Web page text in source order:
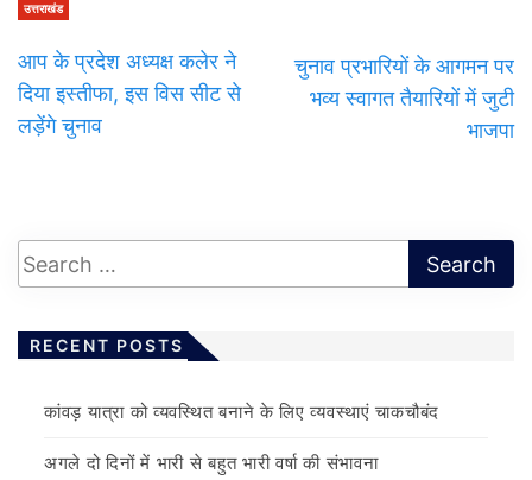
उत्तराखंड
आप के प्रदेश अध्यक्ष कलेर ने
दिया इस्तीफा, इस विस सीट से
लड़ेंगे चुनाव
चुनाव प्रभारियों के आगमन पर
भव्य स्वागत तैयारियों में जुटी
भाजपा
RECENT POSTS
कांवड़ यात्रा को व्यवस्थित बनाने के लिए व्यवस्थाएं चाकचौबंद
अगले दो दिनों में भारी से बहुत भारी वर्षा की संभावना